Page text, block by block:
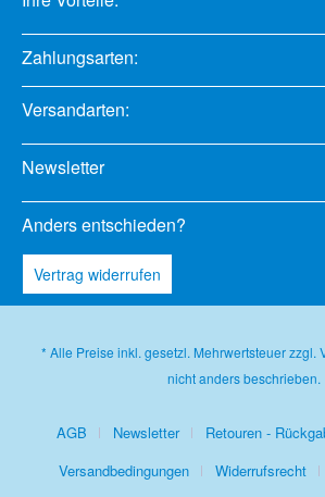
Zahlungsarten:
Versandarten:
Newsletter
Anders entschieden?
Vertrag widerrufen
* Alle Preise inkl. gesetzl. Mehrwertsteuer zzgl.
nicht anders beschrieben.
AGB Newsletter Retouren -
Versandbedingungen
Widerrufsrecht